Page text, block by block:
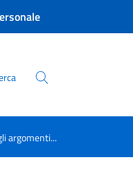
argomenti...